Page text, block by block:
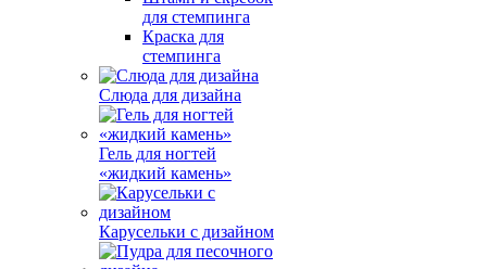
для стемпинга
Краска для
стемпинга
Слюда для дизайна
Гель для ногтей
«жидкий камень»
Карусельки с дизайном